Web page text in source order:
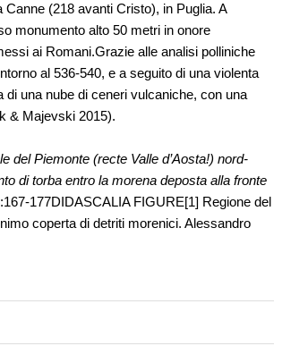
(218 avanti Cristo), in Puglia. A
monumento alto 50 metri in onore
ai Romani.Grazie alle analisi polliniche
al 536-540, e a seguito di una violenta
una nube di ceneri vulcaniche, con una
& Majevski 2015).
del Piemonte (recte Valle d’Aosta!) nord-
di torba entro la morena deposta alla fronte
177DIDASCALIA FIGURE[1] Regione del
coperta di detriti morenici. Alessandro